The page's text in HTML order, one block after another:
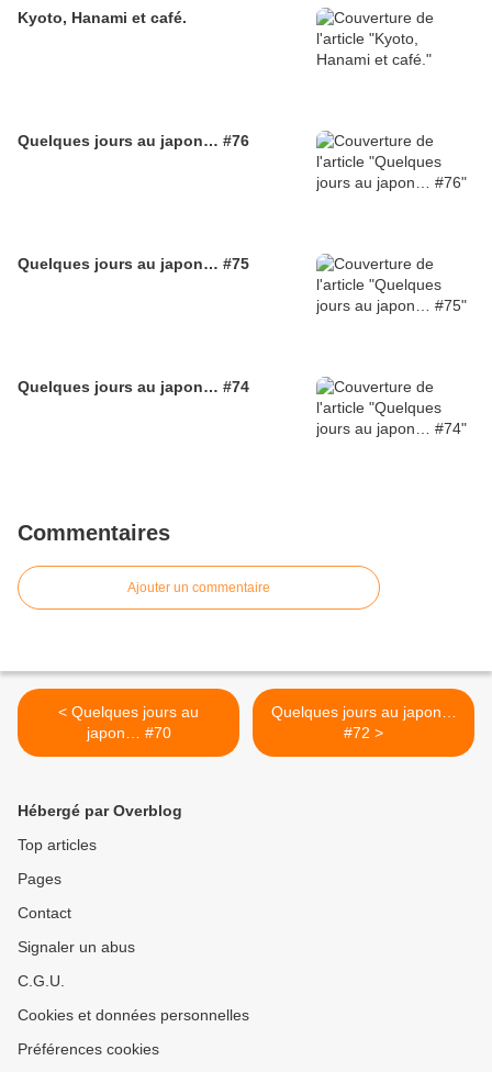
Kyoto, Hanami et café.
Quelques jours au japon… #76
Quelques jours au japon… #75
Quelques jours au japon… #74
Commentaires
Ajouter un commentaire
< Quelques jours au
japon… #70
Quelques jours au japon…
#72 >
Hébergé par Overblog
Top articles
Pages
Contact
Signaler un abus
C.G.U.
Cookies et données personnelles
Préférences cookies